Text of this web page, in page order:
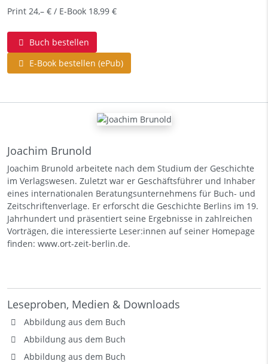
Print 24,– € / E-Book 18,99 €
Buch bestellen
E-Book bestellen (ePub)
Joachim Brunold
Joachim Brunold arbeitete nach dem Studium der Geschichte
im Verlagswesen. Zuletzt war er Geschäftsführer und Inhaber
eines internationalen Beratungsunternehmens für Buch- und
Zeitschriftenverlage. Er erforscht die Geschichte Berlins im 19.
Jahrhundert und präsentiert seine Ergebnisse in zahlreichen
Vorträgen, die interessierte Leser:innen auf seiner Homepage
finden: www.ort-zeit-berlin.de.
Leseproben, Medien & Downloads
Abbildung aus dem Buch
Abbildung aus dem Buch
Abbildung aus dem Buch